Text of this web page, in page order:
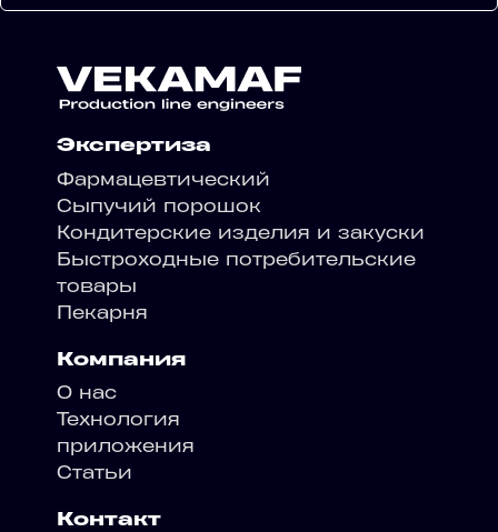
Экспертиза
Фармацевтический
Сыпучий порошок
Кондитерские изделия и закуски
Быстроходные потребительские
товары
Пекарня
Компания
О нас
Технология
приложения
Статьи
Контакт